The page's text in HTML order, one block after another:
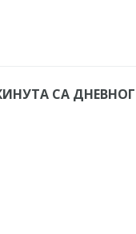
СА ДНЕВНОГ